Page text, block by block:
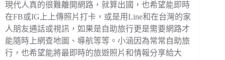
現代人真的很難離開網路，就算出國，也希望能即時
在FB或IG上上傳照片打卡，或是用Line和在台灣的家
人朋友通話或視訊，如果是自助旅行更是需要網路才
能隨時上網查地圖、導航等等。小涵因為常常自助旅
行，也希望能將最即時的旅遊照片和情報分享給大